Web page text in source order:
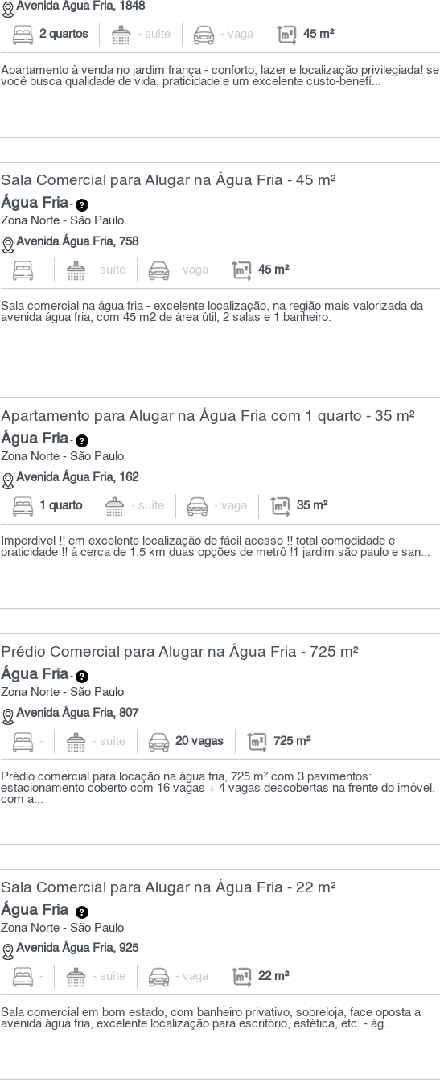
Avenida Água Fria, 1848
2 quartos - suíte - vaga 45 m²
Apartamento à venda no jardim frança - conforto, lazer e localização privilegiada! se
você busca qualidade de vida, praticidade e um excelente custo-benefí...
Sala Comercial para Alugar na Água Fria - 45 m²
Água Fria-
Zona Norte - São Paulo
Avenida Água Fria, 758
- - suíte - vaga 45 m²
Sala comercial na água fria - excelente localização, na região mais valorizada da
avenida água fria, com 45 m2 de área útil, 2 salas e 1 banheiro.
Apartamento para Alugar na Água Fria com 1 quarto - 35 m²
Água Fria-
Zona Norte - São Paulo
Avenida Água Fria, 162
1 quarto - suíte - vaga 35 m²
Imperdivel !! em excelente localização de fácil acesso !! total comodidade e
praticidade !! á cerca de 1.5 km duas opções de metrô !1 jardim são paulo e san...
Prédio Comercial para Alugar na Água Fria - 725 m²
Água Fria-
Zona Norte - São Paulo
Avenida Água Fria, 807
- - suíte 20 vagas 725 m²
Prédio comercial para locação na água fria, 725 m² com 3 pavimentos:
estacionamento coberto com 16 vagas + 4 vagas descobertas na frente do imóvel,
com a...
Sala Comercial para Alugar na Água Fria - 22 m²
Água Fria-
Zona Norte - São Paulo
Avenida Água Fria, 925
- - suíte - vaga 22 m²
Sala comercial em bom estado, com banheiro privativo, sobreloja, face oposta a
avenida água fria, excelente localização para escritório, estética, etc. - àg...